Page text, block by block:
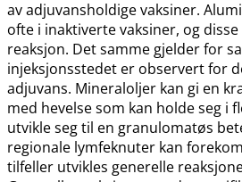
av adjuvansholdige vaksiner.
ofte i inaktiverte vaksiner, og
reaksjon. Det samme gjelder for
injeksjonsstedet er observert for
adjuvans. Mineraloljer kan gi en
med hevelse som kan holde seg i
utvikle seg til en granulomatøs
regionale lymfeknuter kan
tilfeller utvikles generelle